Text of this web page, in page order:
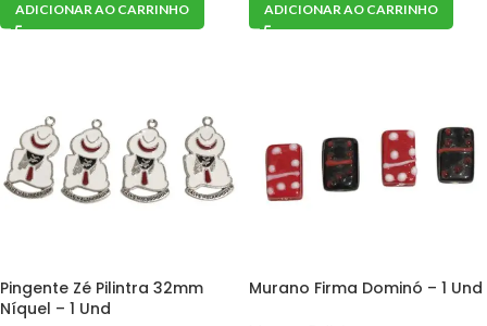
ADICIONAR AO CARRINHO ADICIONAR AO CARRINHO
Pingente Zé Pilintra 32mm
Níquel – 1 Und
Murano Firma Dominó – 1 Und